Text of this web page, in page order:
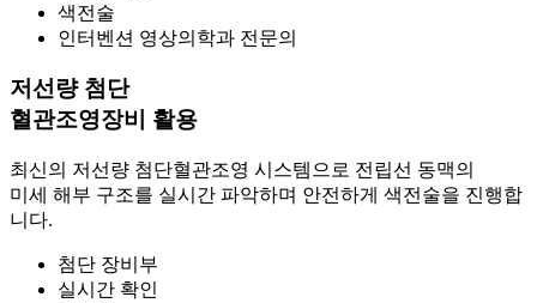
색전술
인터벤션 영상의학과 전문의
저선량 첨단
혈관조영장비 활용
최신의 저선량 첨단혈관조영 시스템으로 전립선 동맥의
미세 해부 구조를 실시간 파악하며 안전하게 색전술을 진행합
니다.
첨단 장비부
실시간 확인